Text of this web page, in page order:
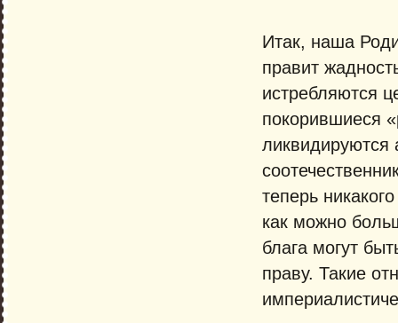
Итак, наша
правит
истребляются
покорившиеся
ликвидируются
теперь
как можно
блага могут
праву. Такие